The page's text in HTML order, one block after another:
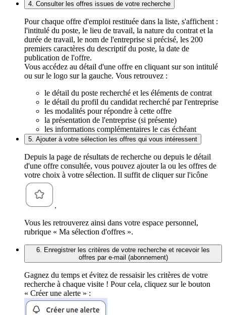
4. Consulter les offres issues de votre recherche
Pour chaque offre d'emploi restituée dans la liste, s'affichent :
l'intitulé du poste, le lieu de travail, la nature du contrat et la
durée de travail, le nom de l'entreprise si précisé, les 200
premiers caractères du descriptif du poste, la date de
publication de l'offre.
Vous accédez au détail d'une offre en cliquant sur son intitulé
ou sur le logo sur la gauche. Vous retrouvez :
le détail du poste recherché et les éléments de contrat
le détail du profil du candidat recherché par l'entreprise
les modalités pour répondre à cette offre
la présentation de l'entreprise (si présente)
les informations complémentaires le cas échéant
5. Ajouter à votre sélection les offres qui vous intéressent
Depuis la page de résultats de recherche ou depuis le détail
d'une offre consultée, vous pouvez ajouter la ou les offres de
votre choix à votre sélection. Il suffit de cliquer sur l'icône
.
Vous les retrouverez ainsi dans votre espace personnel,
rubrique « Ma sélection d'offres ».
6. Enregistrer les critères de votre recherche et recevoir les
offres par e-mail (abonnement)
Gagnez du temps et évitez de ressaisir les critères de votre
recherche à chaque visite ! Pour cela, cliquez sur le bouton
« Créer une alerte » :